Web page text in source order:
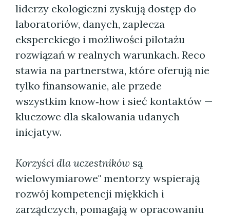
liderzy ekologiczni zyskują dostęp do
laboratoriów, danych, zaplecza
eksperckiego i możliwości pilotażu
rozwiązań w realnych warunkach. Reco
stawia na partnerstwa, które oferują nie
tylko finansowanie, ale przede
wszystkim know‑how i sieć kontaktów —
kluczowe dla skalowania udanych
inicjatyw.
Korzyści dla uczestników są
wielowymiarowe" mentorzy wspierają
rozwój kompetencji miękkich i
zarządczych, pomagają w opracowaniu